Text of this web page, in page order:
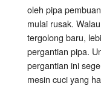
oleh pipa
mulai rusak.
tergolong baru,
pergantian pipa.
pergantian ini
mesin cuci yang